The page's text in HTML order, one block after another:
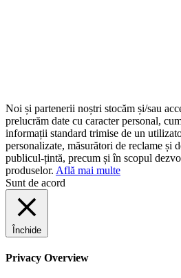
Noi și partenerii noștri stocăm și/sau
prelucrăm date cu caracter personal,
informații standard trimise de un
personalizate, măsurători de reclame și
publicul-țintă, precum și în scopul
produselor. Află mai multe
Sunt de acord
Închide
Privacy Overview